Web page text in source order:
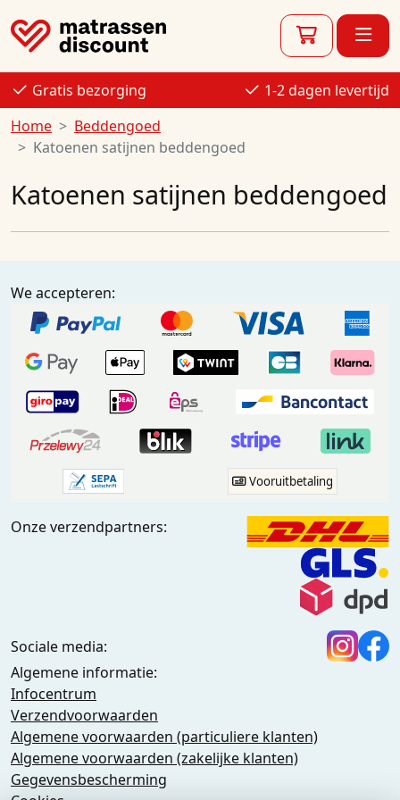
Gratis bezorging
1-2 dagen levertijd
Home
Beddengoed
Katoenen satijnen beddengoed
Katoenen satijnen beddengoed
We accepteren:
Vooruitbetaling
Onze verzendpartners:
Sociale media:
Algemene informatie:
Infocentrum
Verzendvoorwaarden
Algemene voorwaarden (particuliere klanten)
Algemene voorwaarden (zakelijke klanten)
Gegevensbescherming